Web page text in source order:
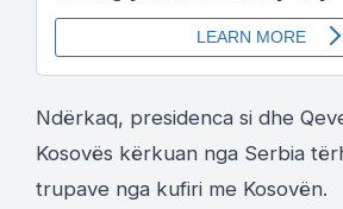
Ndërkaq, presidenca si dhe
Kosovës kërkuan nga Serbia
trupave nga kufiri me Kosovën.